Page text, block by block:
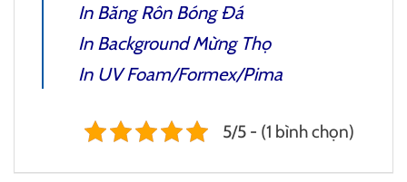
In Băng Rôn Bóng Đá
In Background Mừng Thọ
In UV Foam/Formex/Pima
5/5 - (1 bình chọn)